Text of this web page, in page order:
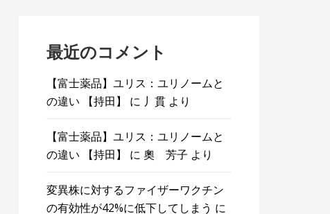
最近のコメント
【富士薬品】ユリス：ユリノームと
の違い 【持田】
に 丿貫 より
【富士薬品】ユリス：ユリノームと
の違い 【持田】
に奧 芳子 より
変異株に対するファイザーワクチン
の有効性が42%に低下してしまう に